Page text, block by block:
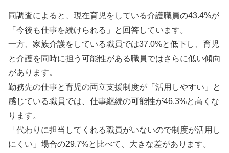
同調査によると、現在育児をしている介護職員の43.4%が
「今後も仕事を続けられる」と回答しています。
一方、家族介護をしている職員では37.0%と低下し、育児
と介護を同時に担う可能性がある職員ではさらに低い傾向
があります。
勤務先の仕事と育児の両立支援制度が「活用しやすい」と
感じている職員では、仕事継続の可能性が46.3%と高くな
ります。
「代わりに担当してくれる職員がいないので制度が活用し
にくい」場合の29.7%と比べて、大きな差があります。